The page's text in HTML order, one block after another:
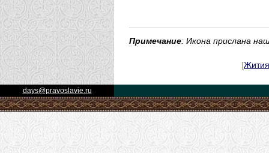
Примечание: Икона прислана
[Жития
days@pravoslavie.ru